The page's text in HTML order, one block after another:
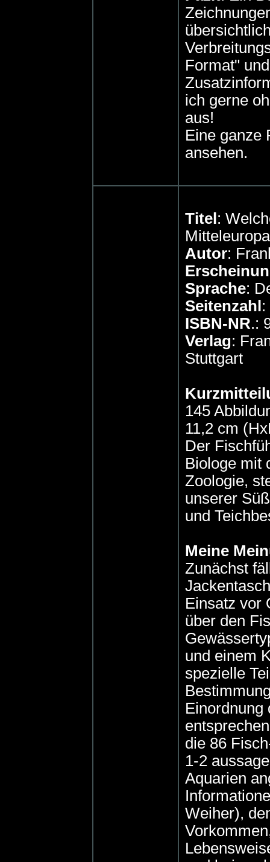
Format"
ich gerne
aus!
Eine ganze
ansehen.
Titel :
Autor:
Sprache:
Seitenzahl :
ISBN-NR.:
Verlag:
Stuttgart
145
11,2 cm
Der
Biologe mit
Zoologie,
unserer
und
Meine
Zunächst
Einsatz vor
über den
und einem
spezielle
Einordnung
die 86
1-2
Aquarien
Weiher),